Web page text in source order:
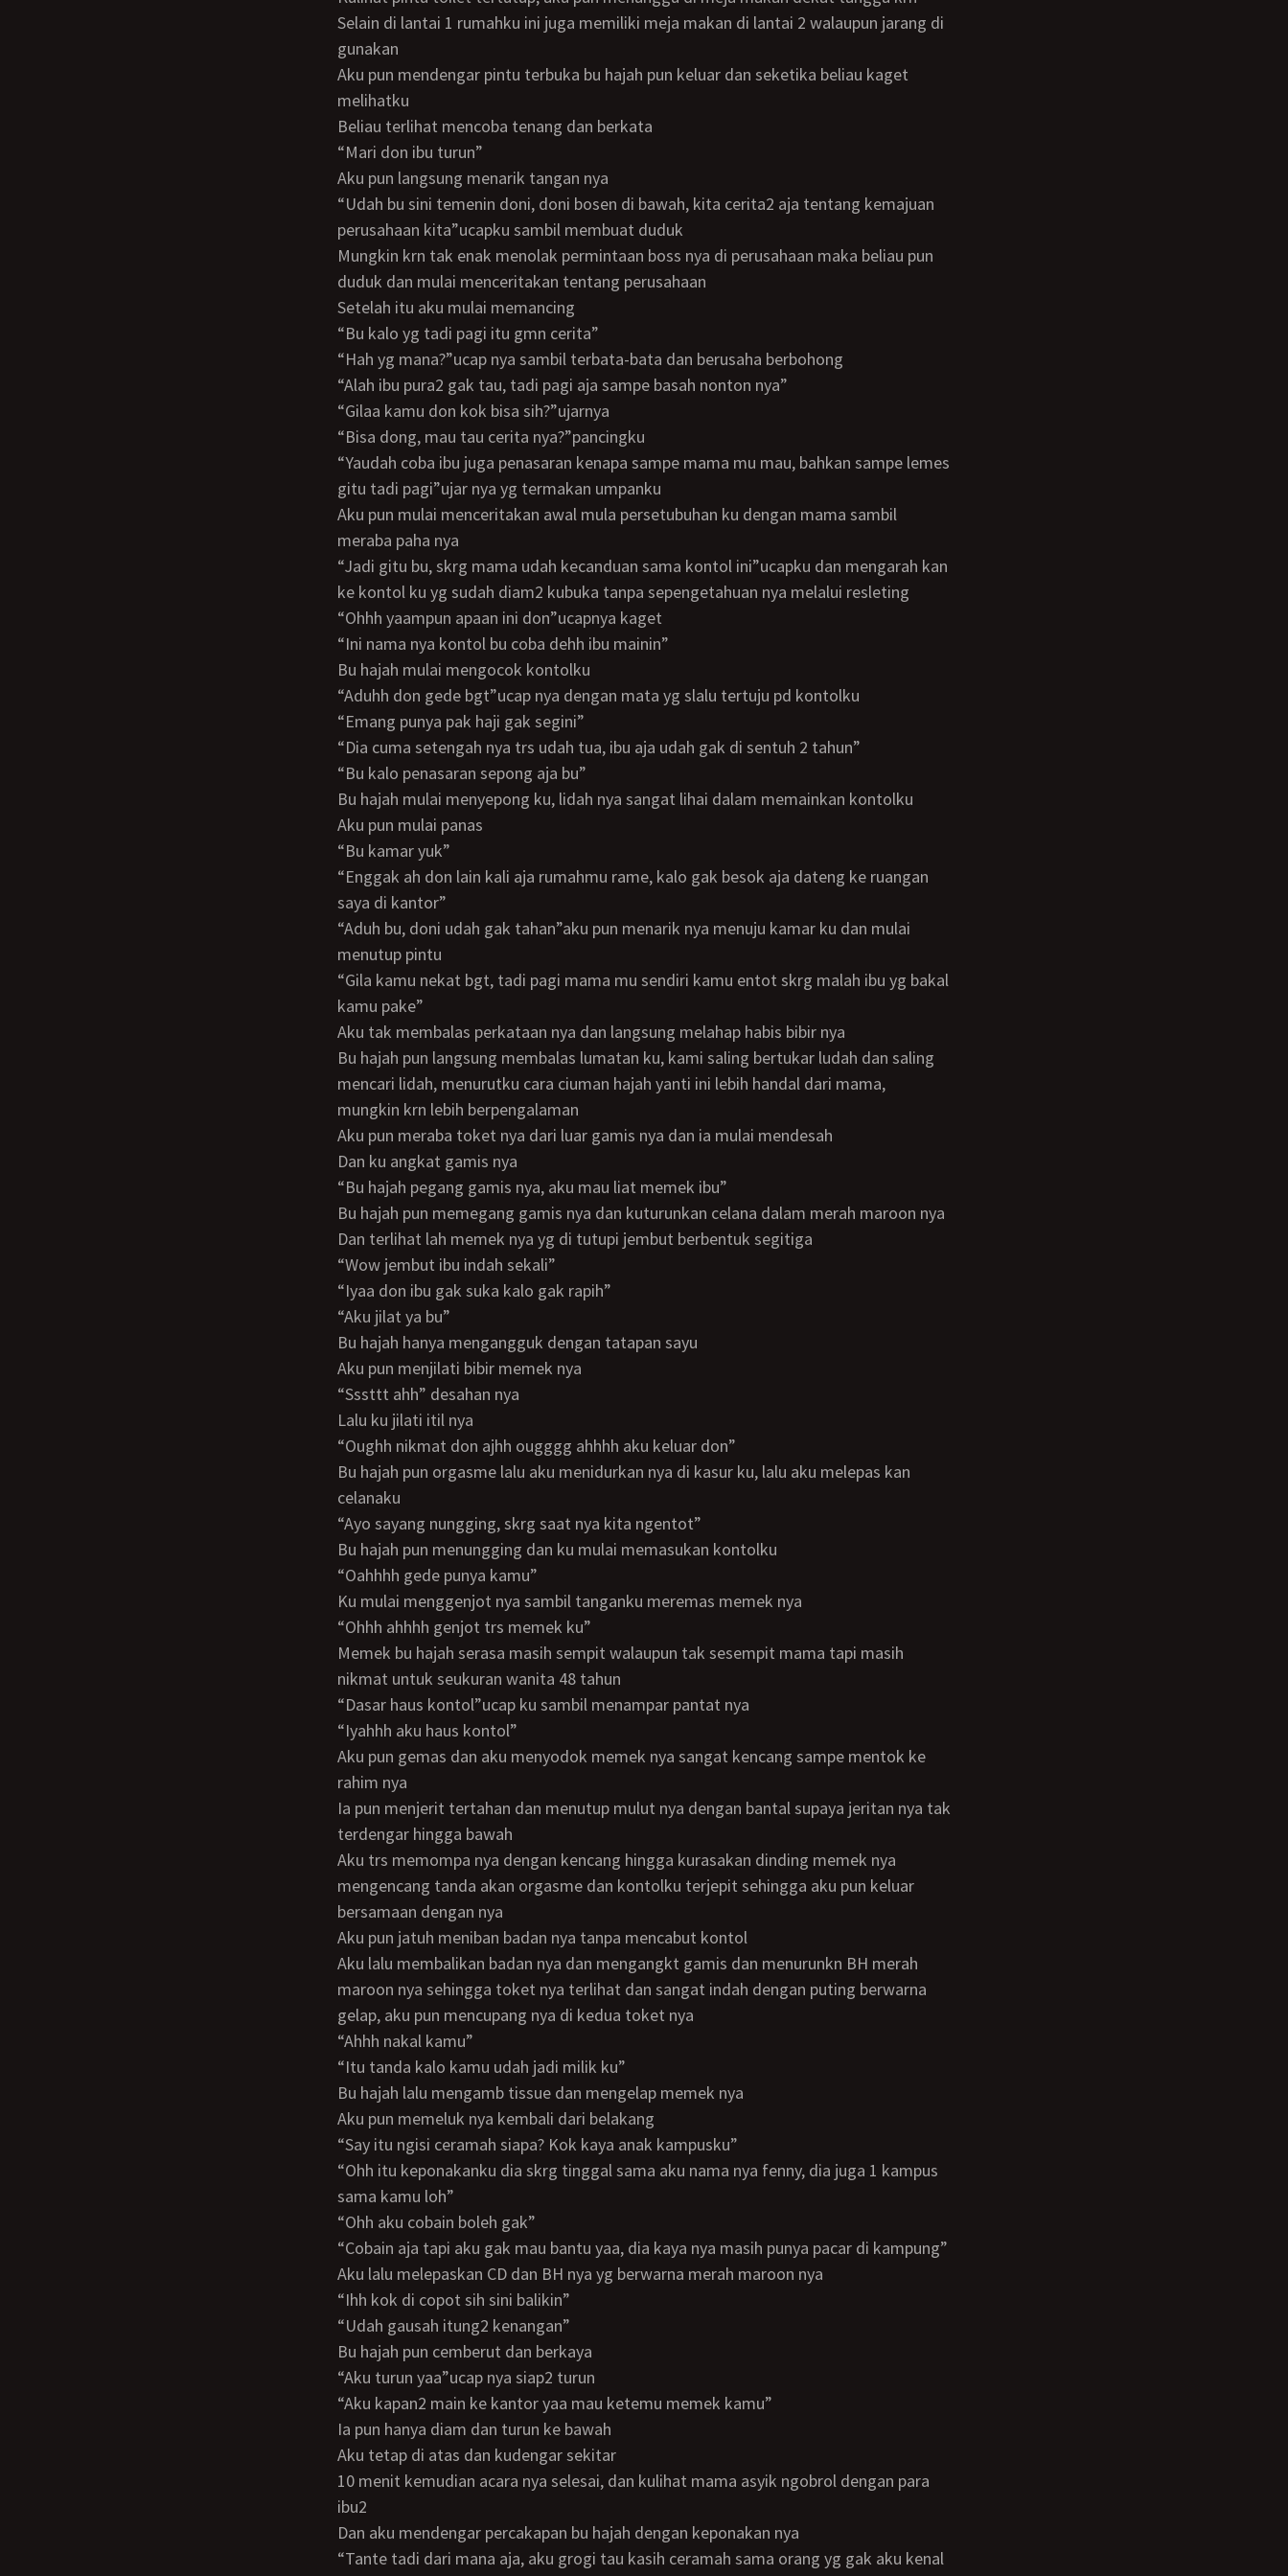
Selain di lantai 1 rumahku ini juga memiliki meja makan di lantai 2 walaupun jarang di
gunakan
Aku pun mendengar pintu terbuka bu hajah pun keluar dan seketika beliau kaget
melihatku
Beliau terlihat mencoba tenang dan berkata
“Mari don ibu turun”
Aku pun langsung menarik tangan nya
“Udah bu sini temenin doni, doni bosen di bawah, kita cerita2 aja tentang kemajuan
perusahaan kita”ucapku sambil membuat duduk
Mungkin krn tak enak menolak permintaan boss nya di perusahaan maka beliau pun
duduk dan mulai menceritakan tentang perusahaan
Setelah itu aku mulai memancing
“Bu kalo yg tadi pagi itu gmn cerita”
“Hah yg mana?”ucap nya sambil terbata-bata dan berusaha berbohong
“Alah ibu pura2 gak tau, tadi pagi aja sampe basah nonton nya”
“Gilaa kamu don kok bisa sih?”ujarnya
“Bisa dong, mau tau cerita nya?”pancingku
“Yaudah coba ibu juga penasaran kenapa sampe mama mu mau, bahkan sampe lemes
gitu tadi pagi”ujar nya yg termakan umpanku
Aku pun mulai menceritakan awal mula persetubuhan ku dengan mama sambil
meraba paha nya
“Jadi gitu bu, skrg mama udah kecanduan sama kontol ini”ucapku dan mengarah kan
ke kontol ku yg sudah diam2 kubuka tanpa sepengetahuan nya melalui resleting
“Ohhh yaampun apaan ini don”ucapnya kaget
“Ini nama nya kontol bu coba dehh ibu mainin”
Bu hajah mulai mengocok kontolku
“Aduhh don gede bgt”ucap nya dengan mata yg slalu tertuju pd kontolku
“Emang punya pak haji gak segini”
“Dia cuma setengah nya trs udah tua, ibu aja udah gak di sentuh 2 tahun”
“Bu kalo penasaran sepong aja bu”
Bu hajah mulai menyepong ku, lidah nya sangat lihai dalam memainkan kontolku
Aku pun mulai panas
“Bu kamar yuk”
“Enggak ah don lain kali aja rumahmu rame, kalo gak besok aja dateng ke ruangan
saya di kantor”
“Aduh bu, doni udah gak tahan”aku pun menarik nya menuju kamar ku dan mulai
menutup pintu
“Gila kamu nekat bgt, tadi pagi mama mu sendiri kamu entot skrg malah ibu yg bakal
kamu pake”
Aku tak membalas perkataan nya dan langsung melahap habis bibir nya
Bu hajah pun langsung membalas lumatan ku, kami saling bertukar ludah dan saling
mencari lidah, menurutku cara ciuman hajah yanti ini lebih handal dari mama,
mungkin krn lebih berpengalaman
Aku pun meraba toket nya dari luar gamis nya dan ia mulai mendesah
Dan ku angkat gamis nya
“Bu hajah pegang gamis nya, aku mau liat memek ibu”
Bu hajah pun memegang gamis nya dan kuturunkan celana dalam merah maroon nya
Dan terlihat lah memek nya yg di tutupi jembut berbentuk segitiga
“Wow jembut ibu indah sekali”
“Iyaa don ibu gak suka kalo gak rapih”
“aku jilat ya bu”
Bu hajah hanya mengangguk dengan tatapan sayu
Aku pun menjilati bibir memek nya
“Sssttt ahh” desahan nya
Lalu ku jilati itil nya
“Oughh nikmat don ajhh ougggg ahhhh aku keluar don”
Bu hajah pun orgasme lalu aku menidurkan nya di kasur ku, lalu aku melepas kan
celanaku
“Ayo sayang nungging, skrg saat nya kita ngentot”
Bu hajah pun menungging dan ku mulai memasukan kontolku
“Oahhhh gede punya kamu”
Ku mulai menggenjot nya sambil tanganku meremas memek nya
“Ohhh ahhhh genjot trs memek ku”
Memek bu hajah serasa masih sempit walaupun tak sesempit mama tapi masih
nikmat untuk seukuran wanita 48 tahun
“Dasar haus kontol”ucap ku sambil menampar pantat nya
“Iyahhh aku haus kontol”
Aku pun gemas dan aku menyodok memek nya sangat kencang sampe mentok ke
rahim nya
Ia pun menjerit tertahan dan menutup mulut nya dengan bantal supaya jeritan nya tak
terdengar hingga bawah
Aku trs memompa nya dengan kencang hingga kurasakan dinding memek nya
mengencang tanda akan orgasme dan kontolku terjepit sehingga aku pun keluar
bersamaan dengan nya
Aku pun jatuh meniban badan nya tanpa mencabut kontol
Aku lalu membalikan badan nya dan mengangkt gamis dan menurunkn BH merah
maroon nya sehingga toket nya terlihat dan sangat indah dengan puting berwarna
gelap, aku pun mencupang nya di kedua toket nya
“Ahhh nakal kamu”
“Itu tanda kalo kamu udah jadi milik ku”
Bu hajah lalu mengamb tissue dan mengelap memek nya
Aku pun memeluk nya kembali dari belakang
“Say itu ngisi ceramah siapa? Kok kaya anak kampusku”
“Ohh itu keponakanku dia skrg tinggal sama aku nama nya fenny, dia juga 1 kampus
sama kamu loh”
“Ohh aku cobain boleh gak”
“Cobain aja tapi aku gak mau bantu yaa, dia kaya nya masih punya pacar di kampung”
Aku lalu melepaskan CD dan BH nya yg berwarna merah maroon nya
“Ihh kok di copot sih sini balikin”
“Udah gausah itung2 kenangan”
Bu hajah pun cemberut dan berkaya
“Aku turun yaa”ucap nya siap2 turun
“Aku kapan2 main ke kantor yaa mau ketemu memek kamu”
Ia pun hanya diam dan turun ke bawah
Aku tetap di atas dan kudengar sekitar
10 menit kemudian acara nya selesai, dan kulihat mama asyik ngobrol dengan para
ibu2
Dan aku mendengar percakapan bu hajah dengan keponakan nya
“Tante tadi dari mana aja, aku grogi tau kasih ceramah sama orang yg gak aku kenal